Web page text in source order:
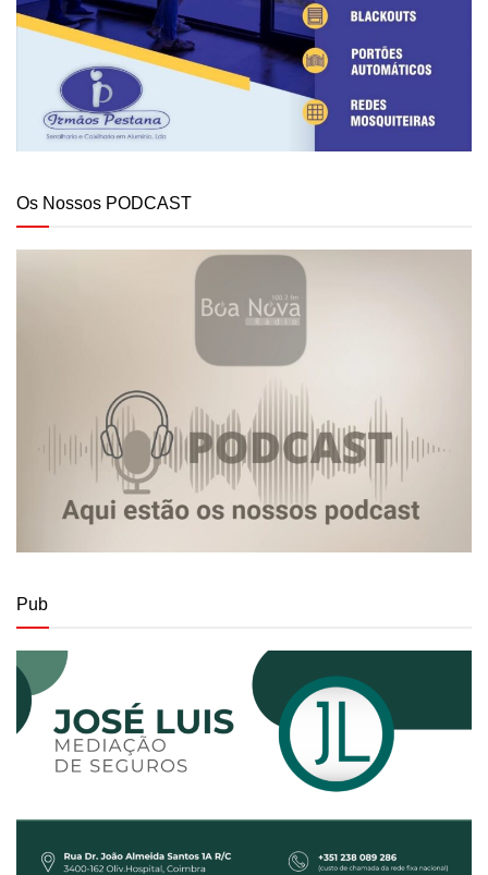
Os Nossos PODCAST
Pub